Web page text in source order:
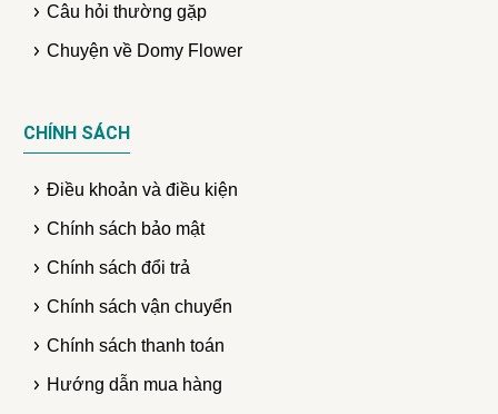
Câu hỏi thường gặp
Chuyện về Domy Flower
CHÍNH SÁCH
Điều khoản và điều kiện
Chính sách bảo mật
Chính sách đổi trả
Chính sách vận chuyển
Chính sách thanh toán
Hướng dẫn mua hàng